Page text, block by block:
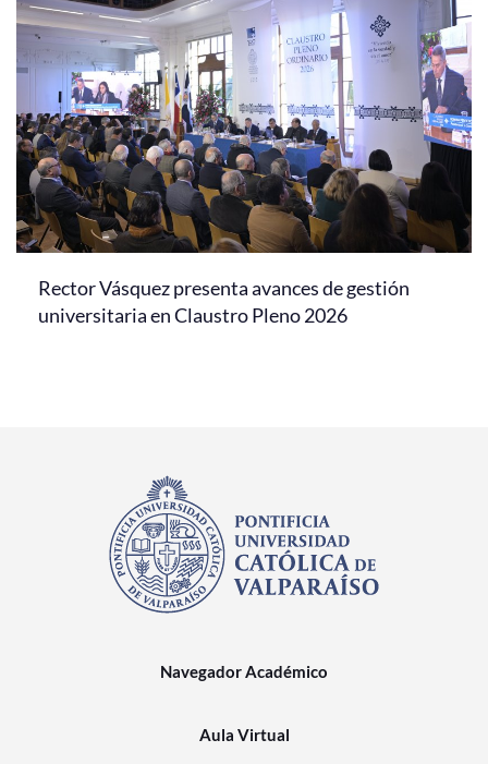
Rector Vásquez presenta avances de gestión
universitaria en Claustro Pleno 2026
Navegador Académico
Aula Virtual